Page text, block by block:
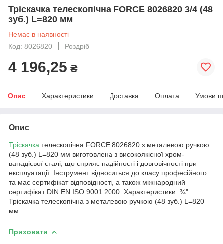
Тріскачка телескопічна FORCE 8026820 3/4 (48
зуб.) L=820 мм
Немає в наявності
Код: 8026820
Роздріб
4 196,25 ₴
Опис Характеристики Доставка Оплата Умови
Опис
Тріскачка телескопічна FORCE 8026820 з металевою ручкою
(48 зуб.) L=820 мм виготовлена з високоякісної хром-
ванадієвої сталі, що сприяє надійності і довговічності при
експлуатації. Інструмент відноситься до класу професійного
та має сертифікат відповідності, а також міжнародний
сертифікат DIN EN ISO 9001:2000. Характеристики: ¾"
Тріскачка телескопічна з металевою ручкою (48 зуб.) L=820
мм
Приховати